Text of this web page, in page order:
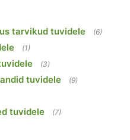
tarvikud tuvidele (6)
(1)
(3)
tuvidele (9)
tuvidele (7)